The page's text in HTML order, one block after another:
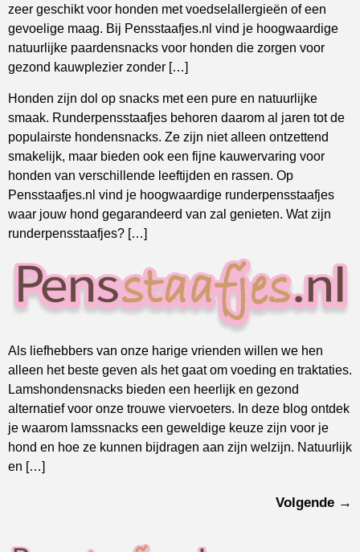
zeer geschikt voor honden met voedselallergieën of een
gevoelige maag. Bij Pensstaafjes.nl vind je hoogwaardige
natuurlijke paardensnacks voor honden die zorgen voor
gezond kauwplezier zonder […]
Honden zijn dol op snacks met een pure en natuurlijke
smaak. Runderpensstaafjes behoren daarom al jaren tot de
populairste hondensnacks. Ze zijn niet alleen ontzettend
smakelijk, maar bieden ook een fijne kauwervaring voor
honden van verschillende leeftijden en rassen. Op
Pensstaafjes.nl vind je hoogwaardige runderpensstaafjes
waar jouw hond gegarandeerd van zal genieten. Wat zijn
runderpensstaafjes? […]
Als liefhebbers van onze harige vrienden willen we hen
alleen het beste geven als het gaat om voeding en traktaties.
Lamshondensnacks bieden een heerlijk en gezond
alternatief voor onze trouwe viervoeters. In deze blog ontdek
je waarom lamssnacks een geweldige keuze zijn voor je
hond en hoe ze kunnen bijdragen aan zijn welzijn. Natuurlijk
en […]
Volgende →